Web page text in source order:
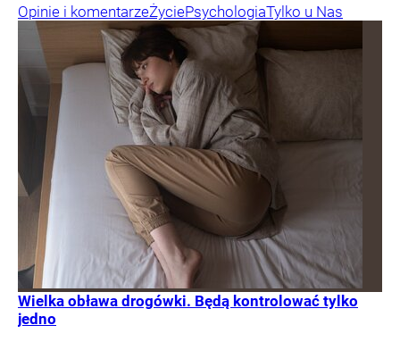
Opinie i komentarzeŻyciePsychologiaTylko u Nas
Wielka obława drogówki. Będą kontrolować tylko
jedno